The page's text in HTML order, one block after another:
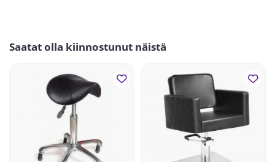
Saatat olla kiinnostunut näistä